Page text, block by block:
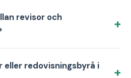
revisor och
eller redovisningsbyrå i